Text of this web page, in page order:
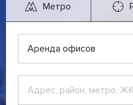
Метро
Аренда офисов